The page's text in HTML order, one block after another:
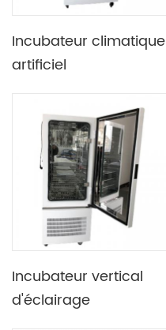
Incubateur climatique
artificiel
laboratoire 800L avec
doublure intérieure en
acier inoxydable
miroir
Incubateur vertical
d'éclairage